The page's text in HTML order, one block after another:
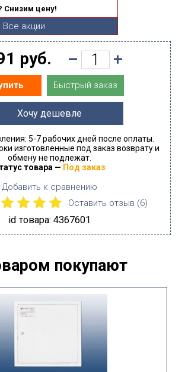
Снизим цену!
Все акции
руб.
Быстрый заказ
Хочу дешевле
5-7 рабочих дней после оплаты.
изготовленные под заказ возврату и
обмену не подлежат.
товара — Под заказ
Добавить к сравнению
Оставить отзыв (6)
id товара: 4367601
покупают